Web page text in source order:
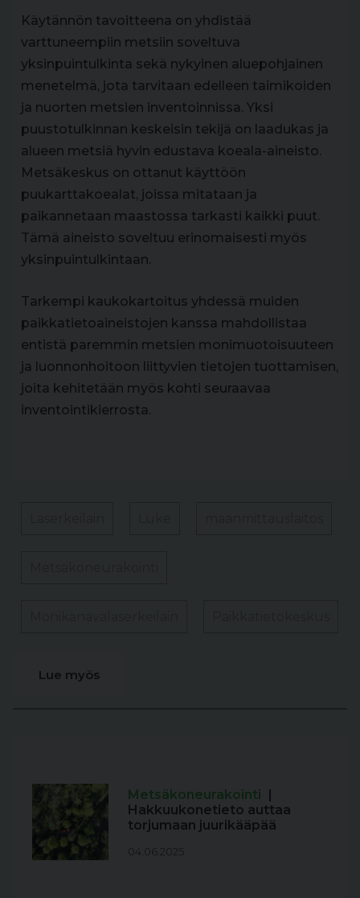
Käytännön tavoitteena on yhdistää
varttuneempiin metsiin soveltuva
yksinpuintulkinta sekä nykyinen aluepohjainen
menetelmä, jota tarvitaan edelleen taimikoiden
ja nuorten metsien inventoinnissa. Yksi
puustotulkinnan keskeisin tekijä on laadukas ja
alueen metsiä hyvin edustava koeala-aineisto.
Metsäkeskus on ottanut käyttöön
puukarttakoealat, joissa mitataan ja
paikannetaan maastossa tarkasti kaikki puut.
Tämä aineisto soveltuu erinomaisesti myös
yksinpuintulkintaan.
Tarkempi kaukokartoitus yhdessä muiden
paikkatietoaineistojen kanssa mahdollistaa
entistä paremmin metsien monimuotoisuuteen
ja luonnonhoitoon liittyvien tietojen tuottamisen,
joita kehitetään myös kohti seuraavaa
inventointikierrosta.
Lue myös
Metsäkoneurakointi |
Hakkuukonetieto auttaa
torjumaan juurikääpää
04.06.2025